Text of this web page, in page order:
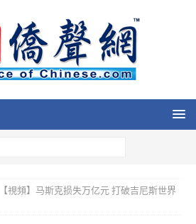
【視頻】马斯克损失万亿元 打破吉尼斯世界